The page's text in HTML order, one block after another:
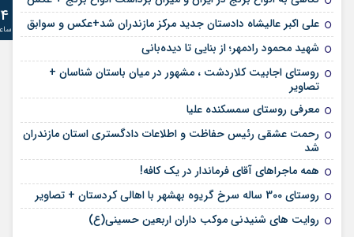
علی‌ اکبر عالیشاه دادستان جدید مرکز مازندران شد+عکس و سوابق
شهید محمود رادمهر؛ از بنایی تا دیده‌بانی
روستای اجابیت کلاردشت ، مشهور در میان باستان شناسان +
تصاویر
معرفی روستای سمسکنده علیا
رحمت عشقی رئیس حفاظت و اطلاعات دادگستری استان مازندران
شد
همه ماجراهای آقای فرماندار در یک کافه!
روستای 300 ساله سرخ ‌گریوه بهشهر با اهالی کردستان + تصاویر
روایت های شنیدنی موکب داران اربعین حسینی(ع)